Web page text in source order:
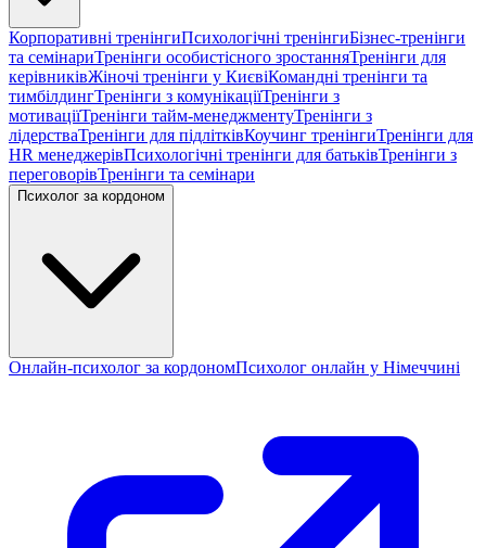
Корпоративні тренінгиПсихологічні тренінгиБізнес-тренінги
та семінариТренінги особистісного зростанняТренінги для
керівниківЖіночі тренінги у КиєвіКомандні тренінги та
тимбілдингТренінги з комунікаціїТренінги з
мотиваціїТренінги тайм-менеджментуТренінги з
лідерстваТренінги для підлітківКоучинг тренінгиТренінги для
HR менеджерівПсихологічні тренінги для батьківТренінги з
переговорівТренінги та семінари
Психолог за кордоном
Онлайн-психолог за кордономПсихолог онлайн у Німеччині